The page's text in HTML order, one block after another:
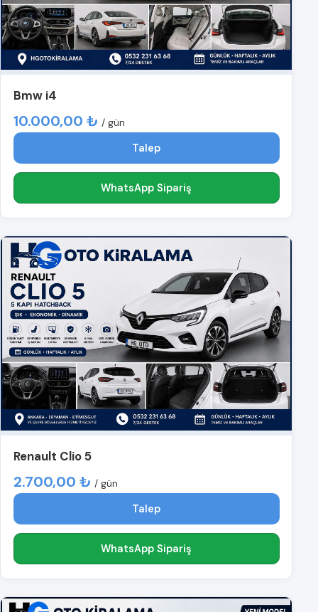
Bmw i4
10.000,00 ₺ / gün
Talep
WhatsApp Sipariş
Renault Clio 5
2.700,00 ₺ / gün
Talep
WhatsApp Sipariş